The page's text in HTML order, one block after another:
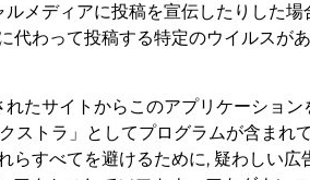
メディアに投稿を宣伝したりした
わって投稿する特定のウイルスが
たサイトからこのアプリケーショ
ストラ」としてプログラムが含まれ
らすべてを避けるために, 疑わしい